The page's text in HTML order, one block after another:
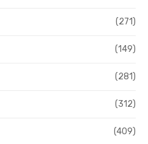
(271)
(149)
(281)
(312)
(409)